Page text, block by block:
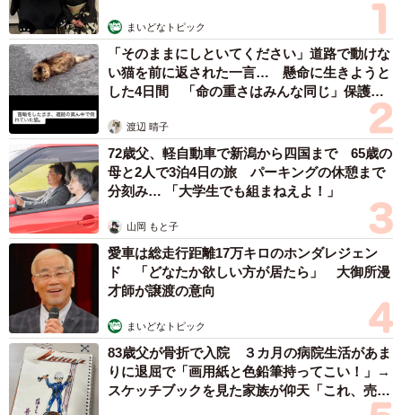
3/5
裏には肉球のデザインも／猫魈 時雨さん（@shigure_nyao）提供
「猫の妖怪」として日常を発信している猫魈 時雨さんにと
まいどなトピック
「そのままにしといてください」道路で動けな
い猫を前に返された一言… 懸命に生きようと
した4日間 「命の重さはみんな同じ」保護団
渡辺 晴子
72歳父、軽自動車で新潟から四国まで 65歳の
母と2人で3泊4日の旅 パーキングの休憩まで
分刻み… 「大学生でも組まねえよ！」
山岡 もと子
愛車は総走行距離17万キロのホンダレジェン
ド 「どなたか欲しい方が居たら」 大御所漫
才師が譲渡の意向
まいどなトピック
83歳父が骨折で入院 ３カ月の病院生活があま
りに退屈で「画用紙と色鉛筆持ってこい！」→
スケッチブックを見た家族が仰天「これ、売れ